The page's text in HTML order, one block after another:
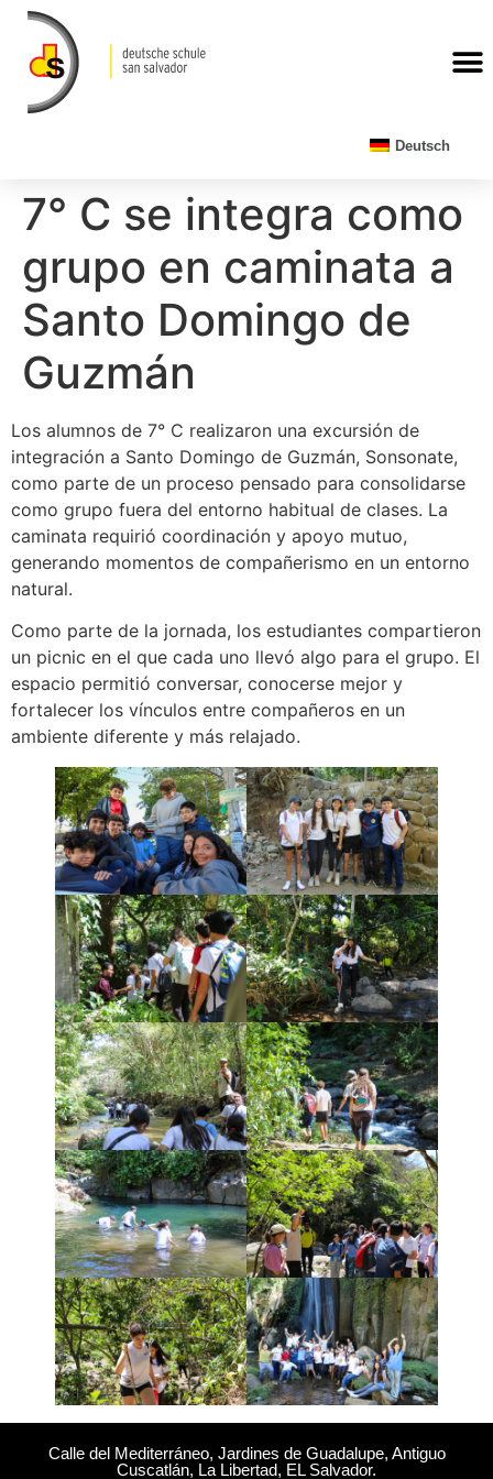
Deutsch
7° C se integra como
grupo en caminata a
Santo Domingo de
Guzmán
Los alumnos de 7° C realizaron una excursión de
integración a Santo Domingo de Guzmán, Sonsonate,
como parte de un proceso pensado para consolidarse
como grupo fuera del entorno habitual de clases. La
caminata requirió coordinación y apoyo mutuo,
generando momentos de compañerismo en un entorno
natural.
Como parte de la jornada, los estudiantes compartieron
un picnic en el que cada uno llevó algo para el grupo. El
espacio permitió conversar, conocerse mejor y
fortalecer los vínculos entre compañeros en un
ambiente diferente y más relajado.
Calle del Mediterráneo, Jardines de Guadalupe, Antiguo
Cuscatlán, La Libertad, EL Salvador.